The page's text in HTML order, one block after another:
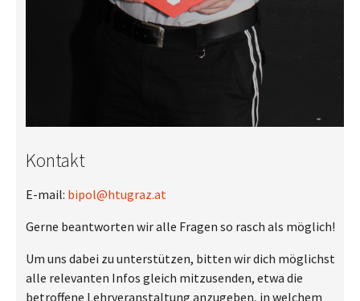
Kontakt
E-mail: bipol@htugraz.at
Gerne beantworten wir alle Fragen so rasch als möglich!
Um uns dabei zu unterstützen, bitten wir dich möglichst
alle relevanten Infos gleich mitzusenden, etwa die
betroffene Lehrveranstaltung anzugeben, in welchem